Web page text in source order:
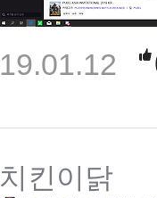
19.01.12
치킨이닭